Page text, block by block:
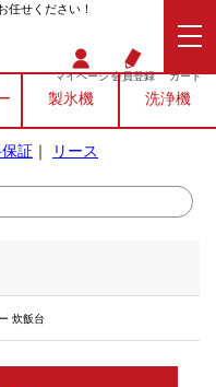
任せください！
マイページ会員登録 カート
製氷機 洗浄機
証 ｜ リース
炊飯台